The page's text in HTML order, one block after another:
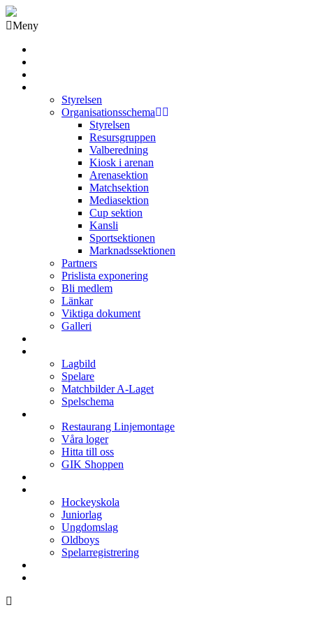
Meny
Styrelsen
Organisationsschema
Styrelsen
Resursgruppen
Valberedning
Kiosk i arenan
Arenasektion
Matchsektion
Mediasektion
Cup sektion
Kansli
Sportsektionen
Marknadssektionen
Partners
Prislista exponering
Bli medlem
Länkar
Viktiga dokument
Galleri
Lagbild
Spelare
Matchbilder A-Laget
Spelschema
Restaurang Linjemontage
Våra loger
Hitta till oss
GIK Shoppen
Hockeyskola
Juniorlag
Ungdomslag
Oldboys
Spelarregistrering